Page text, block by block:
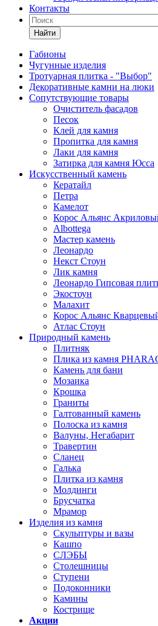
Контакты
Найти
Габионы
Чугунные изделия
Тротуарная плитка - "Выбор"
Декоративные камни на люки
Сопутствующие товары
Очиститель фасадов
Песок
Клей для камня
Пропитка для камня
Лаки для камня
Затирка для камня Юсса
Искусственный камень
Кератайл
Петра
Камелот
Корос Альянс
Albottega
Мастер камень
Леонардо
Некст Стоун
Лик камня
Леонардо Гипсовая
Экостоун
Малахит
Корос Альянс
Атлас Стоун
Природный камень
Плитняк
Плика из камня
Камень для бани
Мозаика
Крошка
Граниты
Галтованный камень
Полоска из камня
Валуны, Негабарит
Травертин
Сланец
Галька
Плитка из камня
Молдинги
Брусчатка
Мрамор
Изделия из камня
Скульптуры и вазы
Кашпо
СЛЭБЫ
Столешницы
Ступени
Подоконники
Камины
Кострище
Акции